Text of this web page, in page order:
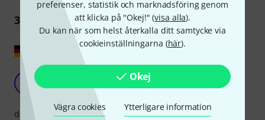
preferenser, statistik och marknadsföring genom
att klicka på "Okej!" (visa alla).
Du kan när som helst återkalla ditt samtycke via
cookieinställningarna (här).
Okej
Vägra cookies Ytterligare information
3Recensioner
Visa original
Det bästa för EW DP
Bernd Sprank 19.11.2023
drift